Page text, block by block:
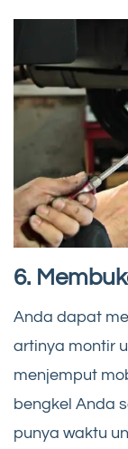
6.
Anda dapat
artinya montir
menjemput
bengkel Anda
punya waktu